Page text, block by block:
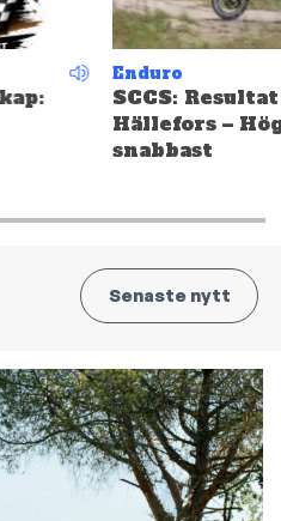
Enduro
SCCS:
Hällefors –
snabbast
Senaste nytt